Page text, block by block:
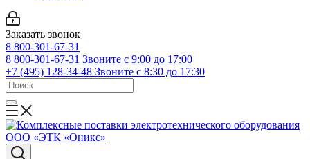
Заказать звонок
8 800-301-67-31
8 800-301-67-31 Звоните с 9:00 до 17:00
+7 (495) 128-34-48 Звоните с 8:30 до 17:30